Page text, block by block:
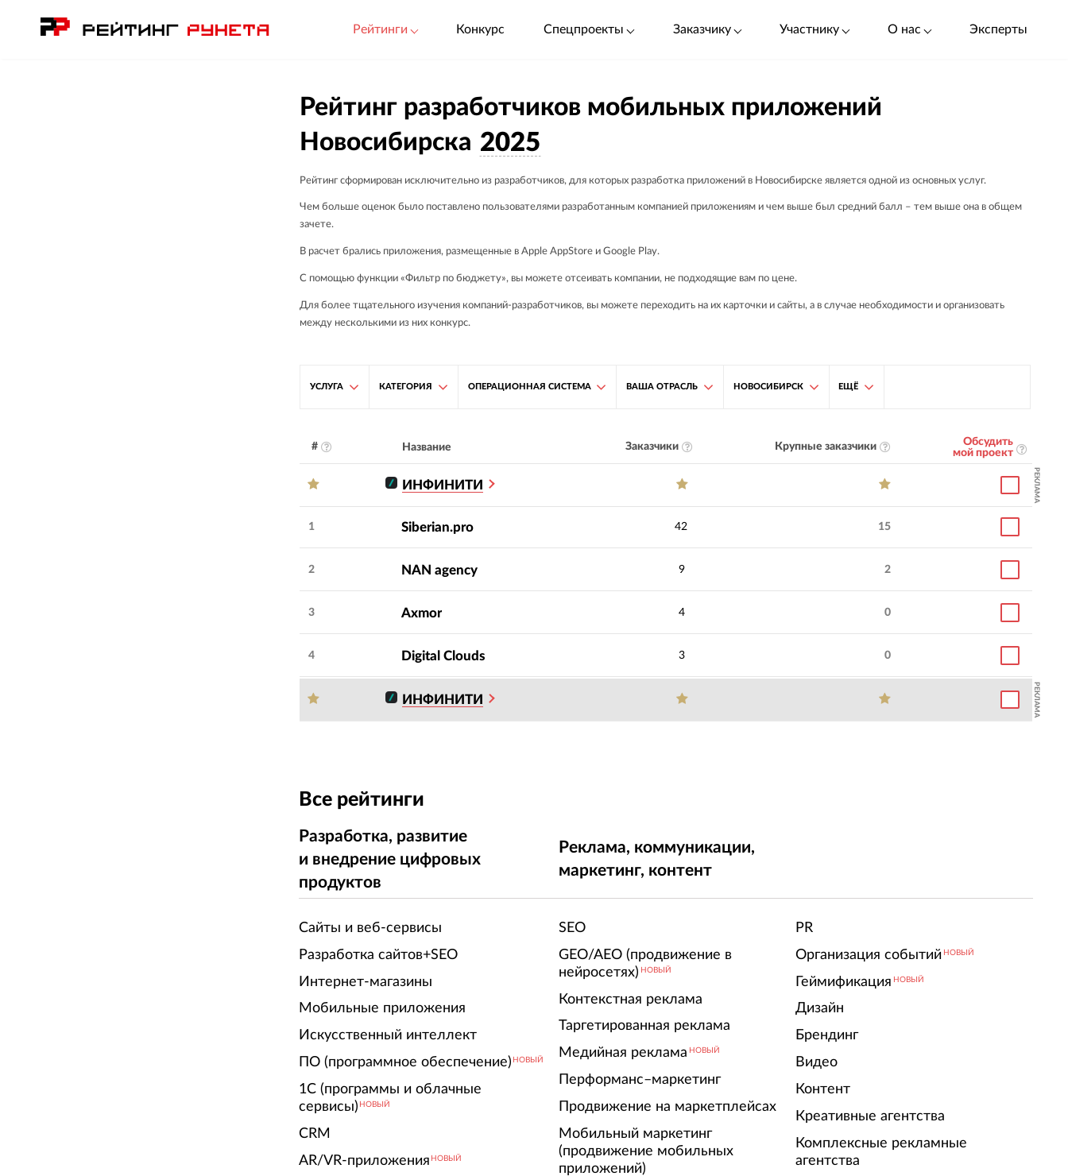
Рейтинги Конкурс Спецпроекты Заказчику Участнику О нас Эксперты
Рейтинг разработчиков мобильных приложений
Новосибирска 2025
Рейтинг сформирован исключительно из разработчиков, для которых разработка приложений в Новосибирске является одной из основных услуг.
Чем больше оценок было поставлено пользователями разработанным компанией приложениям и чем выше был средний балл – тем выше она в общем
зачете.
В расчет брались приложения, размещенные в Apple AppStore и Google Play.
С помощью функции «Фильтр по бюджету», вы можете отсеивать компании, не подходящие вам по цене.
Для более тщательного изучения компаний-разработчиков, вы можете переходить на их карточки и сайты, а в случае необходимости и организовать
между несколькими из них конкурс.
УСЛУГА КАТЕГОРИЯ ОПЕРАЦИОННАЯ СИСТЕМА ВАША ОТРАСЛЬ НОВОСИБИРСК ЕЩЁ
# Название Заказчики Крупные заказчики
Обсудить
мой проект
ИНФИНИТИ РЕКЛАМА
1 Siberian.pro 42 15
2 NAN agency 9 2
3 Axmor 4 0
4 Digital Clouds 3 0
ИНФИНИТИ РЕКЛАМА
Все рейтинги
Разработка, развитие
и внедрение цифровых
продуктов
Сайты и веб-сервисы
Разработка сайтов+SEO
Интернет-магазины
Мобильные приложения
Искусственный интеллект
ПО (программное обеспечение) НОВЫЙ
1С (программы и облачные
сервисы) НОВЫЙ
CRM
AR/VR-приложения НОВЫЙ
Реклама, коммуникации,
маркетинг, контент
SEO
GEO/AEO (продвижение в
нейросетях) НОВЫЙ
Контекстная реклама
Таргетированная реклама
Медийная реклама НОВЫЙ
Перформанс–маркетинг
Продвижение на маркетплейсах
Мобильный маркетинг
(продвижение мобильных
приложений)
PR
Организация событий НОВЫЙ
Геймификация НОВЫЙ
Дизайн
Брендинг
Видео
Контент
Креативные агентства
Комплексные рекламные
агентства